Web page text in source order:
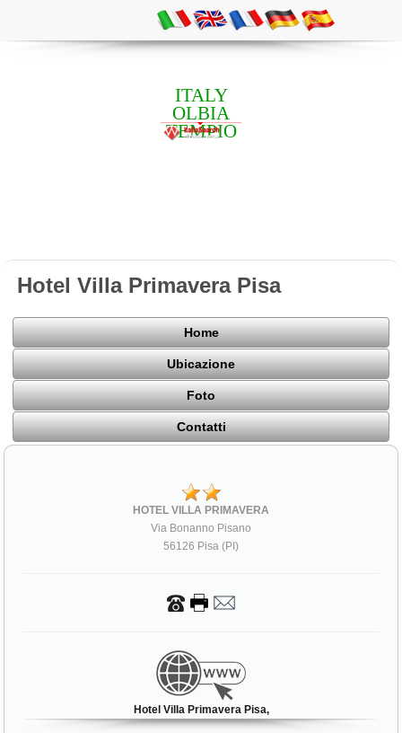
ITALY
OLBIA
TEMPIO
Hotel Villa Primavera Pisa
Home
Ubicazione
Foto
Contatti
HOTEL VILLA PRIMAVERA
Via Bonanno Pisano
56126 Pisa (PI)
Hotel Villa Primavera Pisa,